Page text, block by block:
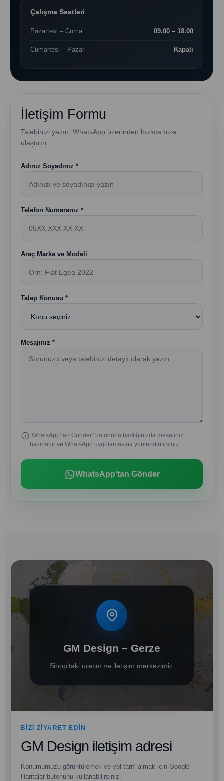
Çalışma Saatleri
Pazartesi – Cuma 09.00 – 18.00
Cumartesi – Pazar Kapalı
İletişim Formu
Talebinizi yazın, WhatsApp üzerinden hızlıca bize
ulaştırın.
Adınız Soyadınız *
Telefon Numaranız *
Araç Marka ve Modeli
Talep Konusu *
Mesajınız *
“WhatsApp’tan Gönder” butonuna bastığınızda mesajınız
hazırlanır ve WhatsApp uygulamasına yönlendirilirsiniz.
WhatsApp’tan Gönder
GM Design – Gerze
Sinop’taki üretim ve iletişim merkezimiz.
BIZI ZIYARET EDIN
GM Design iletişim adresi
Konumumuzu görüntülemek ve yol tarifi almak için Google
Haritalar butonunu kullanabilirsiniz.